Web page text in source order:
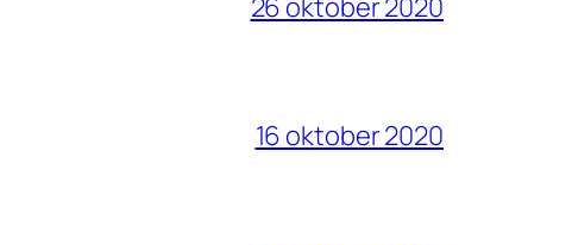
26 oktober 2020
16 oktober 2020